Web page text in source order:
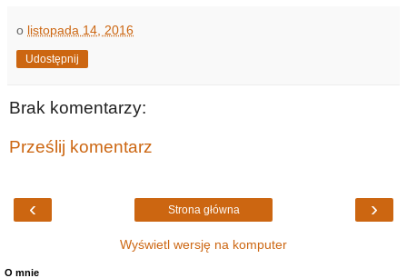
o listopada 14, 2016
Udostępnij
Brak komentarzy:
Prześlij komentarz
‹ ›
Strona główna
Wyświetl wersję na komputer
O mnie